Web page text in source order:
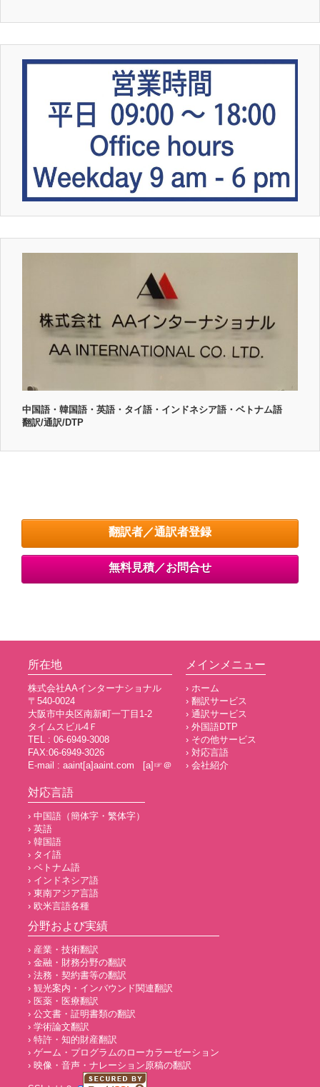
中国語・韓国語・英語・タイ語・インドネシア語・ベトナム語
翻訳/通訳/DTP
翻訳者／通訳者登録
無料見積／お問合せ
所在地
株式会社AAインターナショナル
〒540-0024
大阪市中央区南新町一丁目1-2
タイムスビル4Ｆ
TEL : 06-6949-3008
FAX:06-6949-3026
E-mail : aaint[a]aaint.com [a]☞＠
メインメニュー
› ホーム
› 翻訳サービス
› 通訳サービス
› 外国語DTP
› その他サービス
› 対応言語
› 会社紹介
対応言語
› 中国語（簡体字・繁体字）
› 英語
› 韓国語
› タイ語
› ベトナム語
› インドネシア語
› 東南アジア言語
› 欧米言語各種
分野および実績
› 産業・技術翻訳
› 金融・財務分野の翻訳
› 法務・契約書等の翻訳
› 観光案内・インバウンド関連翻訳
› 医薬・医療翻訳
› 公文書・証明書類の翻訳
› 学術論文翻訳
› 特許・知的財産翻訳
› ゲーム・プログラムのローカラーゼーション
› 映像・音声・ナレーション原稿の翻訳